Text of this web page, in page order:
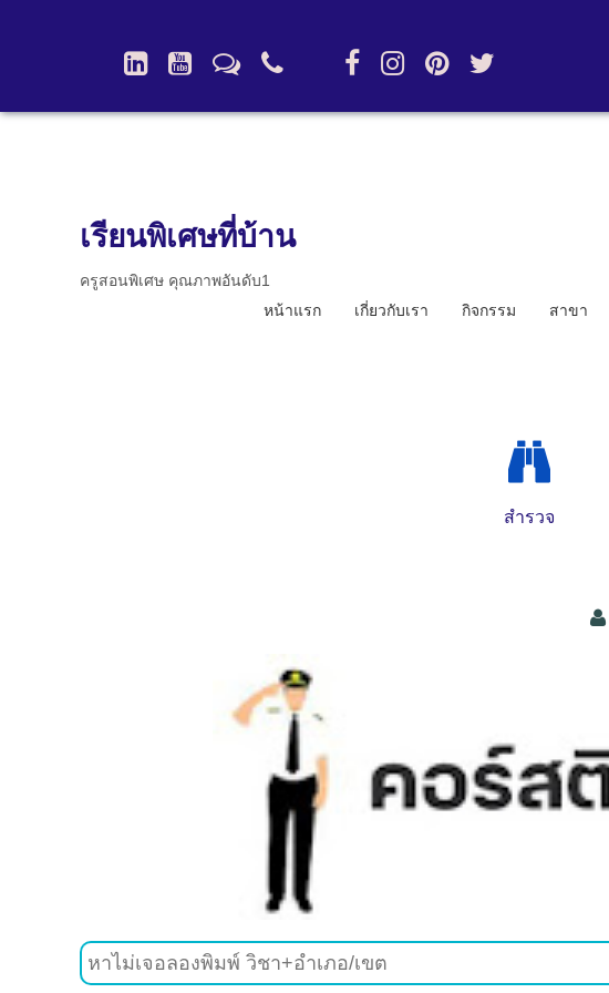
เรียนพิเศษที่บ้าน
ครูสอนพิเศษ คุณภาพอันดับ1
หน้าแรก
เกี่ยวกับเรา กิจกรรม สาขา
สำรวจ